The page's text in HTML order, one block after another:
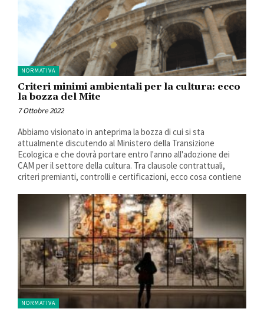
NORMATIVA
Criteri minimi ambientali per la cultura: ecco
la bozza del Mite
7 Ottobre 2022
Abbiamo visionato in anteprima la bozza di cui si sta
attualmente discutendo al Ministero della Transizione
Ecologica e che dovrà portare entro l'anno all'adozione dei
CAM per il settore della cultura. Tra clausole contrattuali,
criteri premianti, controlli e certificazioni, ecco cosa contiene
NORMATIVA